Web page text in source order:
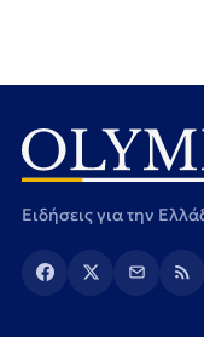
Ειδήσεις για την